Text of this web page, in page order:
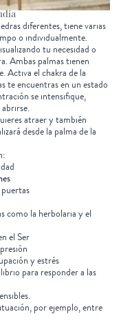
diferentes, tiene varias
o individualmente.
tu necesidad o
Ambas palmas tienen
Activa el chakra de la
te encuentras en un estado
se intensifique,
atraer y también
desde la palma de la
como la herbolaria y el
el Ser
y estrés
para responder a las
por ejemplo, entre